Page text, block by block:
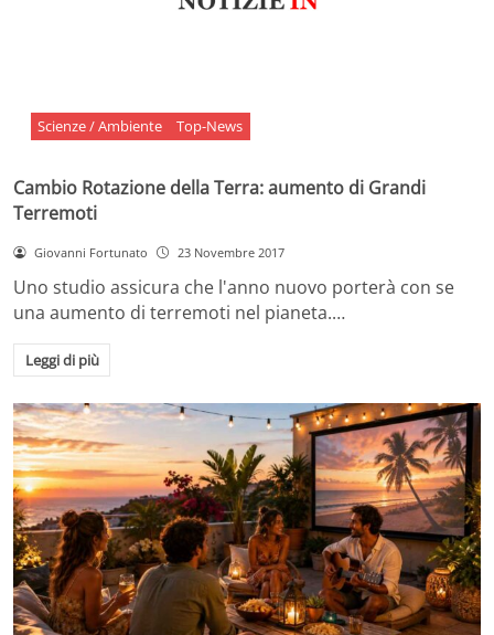
Scienze / Ambiente Top-News
Cambio Rotazione della Terra: aumento di Grandi
Terremoti
Giovanni Fortunato 23 Novembre 2017
Uno studio assicura che l'anno nuovo porterà con se
una aumento di terremoti nel pianeta.…
Leggi di più